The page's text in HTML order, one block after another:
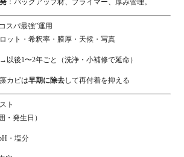
：バックアップ材、プライマー、厚み管理。
スパ最強”運用
ット・希釈率・膜厚・天候・写真
以後1〜2年ごと（洗浄・小補修で延命）
カビは早期に除去して再付着を抑える
ト
・発生日）
・塩分